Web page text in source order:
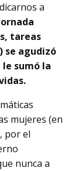
a
tareas
se agudizó
sumó la
mujeres (en
por el
nunca a